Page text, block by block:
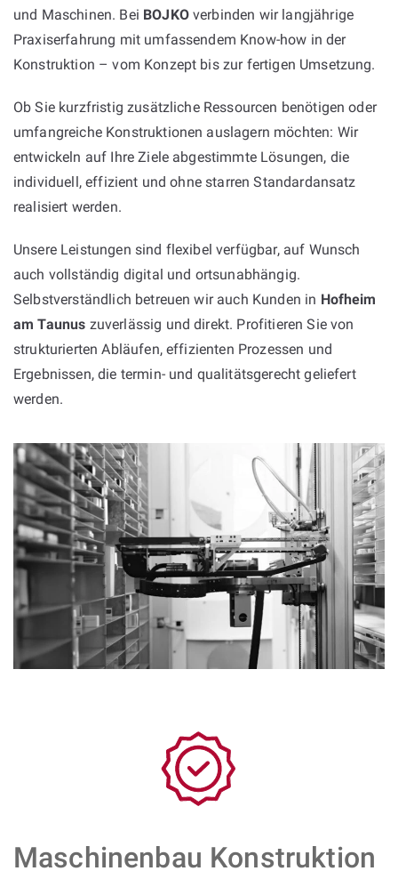
und Maschinen. Bei BOJKOverbinden wir langjährige
Praxiserfahrung mit umfassendem Know-how in der
Konstruktion – vom Konzept bis zur fertigen Umsetzung.
Ob Sie kurzfristig zusätzliche Ressourcen benötigen oder
umfangreiche Konstruktionen auslagern möchten: Wir
entwickeln auf Ihre Ziele abgestimmte Lösungen, die
individuell, effizient und ohne starren Standardansatz
realisiert werden.
Unsere Leistungen sind flexibel verfügbar, auf Wunsch
auch vollständig digital und ortsunabhängig.
Selbstverständlich betreuen wir auch Kunden in Hofheim
am Taunus zuverlässig und direkt. Profitieren Sie von
strukturierten Abläufen, effizienten Prozessen und
Ergebnissen, die termin- und qualitätsgerecht geliefert
werden.
Maschinenbau Konstruktion